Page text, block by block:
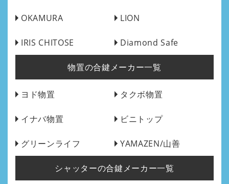
OKAMURA LION
IRIS CHITOSE Diamond Safe
物置の合鍵メーカー一覧
ヨド物置 タクボ物置
イナバ物置 ビニトップ
グリーンライフ YAMAZEN/山善
シャッターの合鍵メーカー一覧